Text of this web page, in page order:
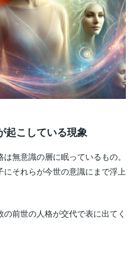
起こしている現象
無意識の層に眠っているもの。
にそれらが今世の意識にまで浮上
前世の人格が交代で表に出てく